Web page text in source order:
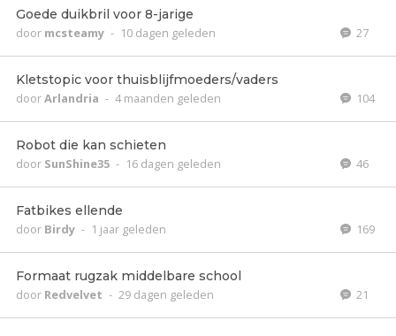
Goede duikbril voor 8-jarige
door mcsteamy - 10 dagen geleden 27
Kletstopic voor thuisblijfmoeders/vaders
doorArlandria - 4 maanden geleden 104
Robot die kan schieten
door SunShine35 - 16 dagen geleden 46
Fatbikes ellende
door Birdy - 1 jaar geleden 169
Formaat rugzak middelbare school
door Redvelvet - 29 dagen geleden 21